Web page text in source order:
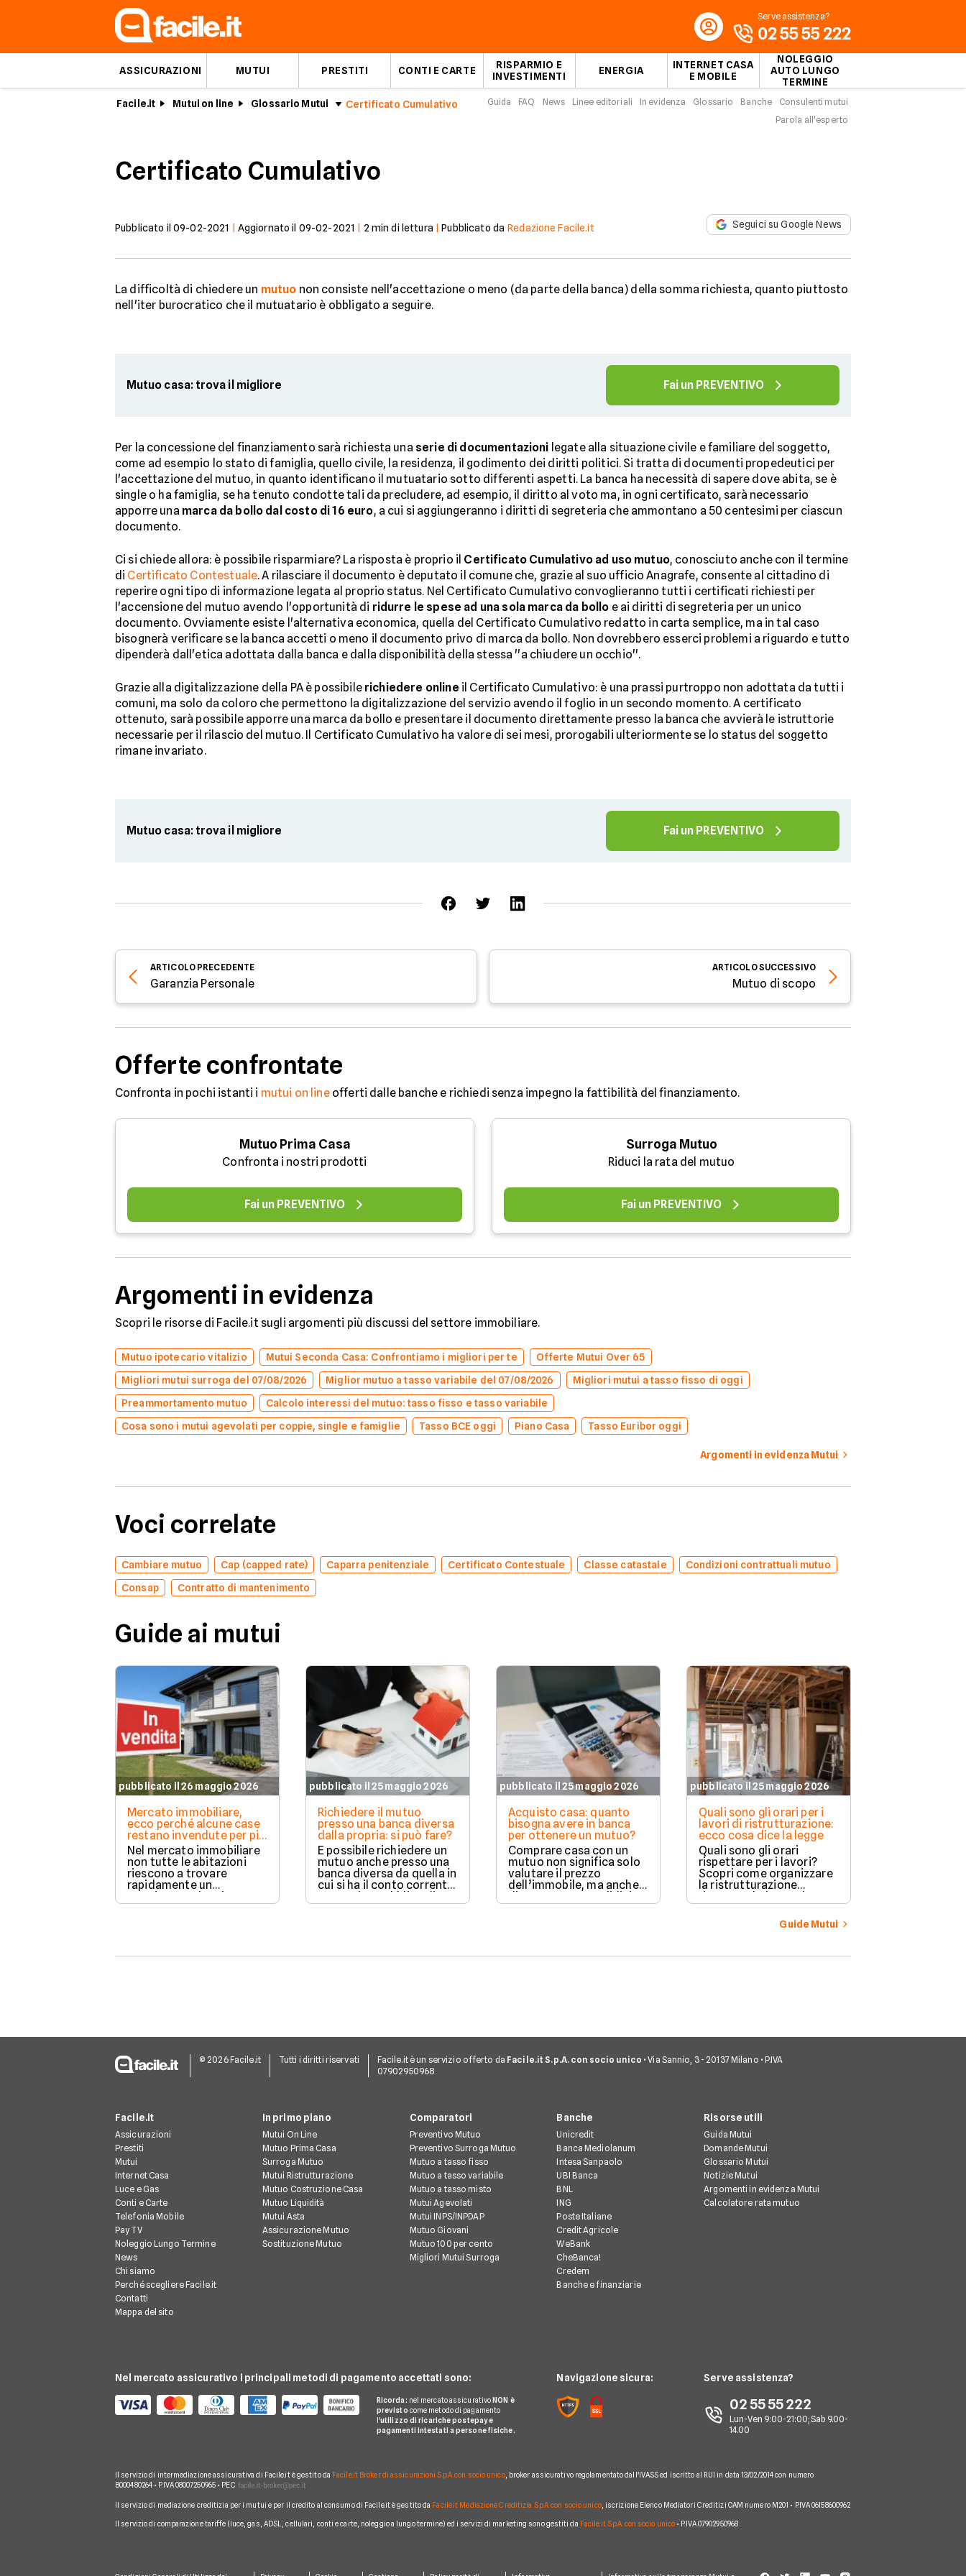
ASSICURAZIONI MUTUI PRESTITI CONTI E CARTE
RISPARMIO E
INVESTIMENTI
ENERGIA
INTERNET CASA
E MOBILE
NOLEGGIO
AUTO LUNGO
TERMINE
Serve assistenza?
02 55 55 222
Facile.it Mutui on line Glossario Mutui Certificato Cumulativo Guida FAQ News Linee editoriali In evidenza Glossario Banche
Consulenti mutui
Parola all'esperto
Certificato Cumulativo
Pubblicato il 09-02-2021 Aggiornato il 09-02-2021 2 min di lettura |Pubblicato da Redazione Facile.it Seguici su Google News
La difficoltà di chiedere un mutuo non consiste nell'accettazione o meno (da parte della banca) della somma richiesta, quanto piuttosto
nell'iter burocratico che il mutuatario è obbligato a seguire.
Mutuo casa: trova il migliore Fai un PREVENTIVO
Per la concessione del finanziamento sarà richiesta una serie di documentazioni legate alla situazione civile e familiare del soggetto,
come ad esempio lo stato di famiglia, quello civile, la residenza, il godimento dei diritti politici. Si tratta di documenti propedeutici per
l'accettazione del mutuo, in quanto identificano il mutuatario sotto differenti aspetti. La banca ha necessità di sapere dove abita, se è
single o ha famiglia, se ha tenuto condotte tali da precludere, ad esempio, il diritto al voto ma, in ogni certificato, sarà necessario
apporre una marca da bollo dal costo di 16 euro, a cui si aggiungeranno i diritti di segreteria che ammontano a 50 centesimi per ciascun
documento.
Ci si chiede allora: è possibile risparmiare? La risposta è proprio il Certificato Cumulativo ad uso mutuo, conosciuto anche con il termine
di Certificato Contestuale. A rilasciare il documento è deputato il comune che, grazie al suo ufficio Anagrafe, consente al cittadino di
reperire ogni tipo di informazione legata al proprio status. Nel Certificato Cumulativo convoglieranno tutti i certificati richiesti per
l'accensione del mutuo avendo l'opportunità di ridurre le spese ad una sola marca da bollo e ai diritti di segreteria per un unico
documento. Ovviamente esiste l'alternativa economica, quella del Certificato Cumulativo redatto in carta semplice, ma in tal caso
bisognerà verificare se la banca accetti o meno il documento privo di marca da bollo. Non dovrebbero esserci problemi a riguardo e tutto
dipenderà dall'etica adottata dalla banca e dalla disponibilità della stessa ''a chiudere un occhio''.
Grazie alla digitalizzazione della PA è possibile richiedere online il Certificato Cumulativo: è una prassi purtroppo non adottata da tutti i
comuni, ma solo da coloro che permettono la digitalizzazione del servizio avendo il foglio in un secondo momento. A certificato
ottenuto, sarà possibile apporre una marca da bollo e presentare il documento direttamente presso la banca che avvierà le istruttorie
necessarie per il rilascio del mutuo. Il Certificato Cumulativo ha valore di sei mesi, prorogabili ulteriormente se lo status del soggetto
rimane invariato.
Mutuo casa: trova il migliore Fai un PREVENTIVO
ARTICOLO PRECEDENTE
Garanzia Personale
ARTICOLOSUCCESSIVO
Mutuo di scopo
Offerte confrontate
Confronta in pochi istanti i mutui on lineofferti dalle banche e richiedi senza impegno la fattibilità del finanziamento.
Mutuo Prima Casa
Confronta i nostri prodotti
Fai un PREVENTIVO
Surroga Mutuo
Riduci la rata del mutuo
Fai un PREVENTIVO
Argomenti in evidenza
Scopri le risorse di Facile.it sugli argomenti più discussi del settore immobiliare.
Mutuo ipotecario vitalizio Mutui Seconda Casa: Confrontiamo i migliori per te
Offerte Mutui Over 65
Migliori mutui surroga del 07/08/2026
Miglior mutuo a tasso variabile del 07/08/2026
Migliori mutui a tasso fisso di oggi
Preammortamento mutuo
Calcolo interessi del mutuo: tasso fisso e tasso variabile
Cosa sono i mutui agevolati per coppie, single e famiglie
Tasso BCE oggi Piano Casa Tasso Euribor oggi
Argomenti in evidenza Mutui
Voci correlate
Cambiare mutuo Cap (capped rate) Caparra penitenziale Certificato Contestuale Classe catastale
Condizioni contrattuali mutuo
Consap
Contratto di mantenimento
Guide ai mutui
pubblicato il 26 maggio 2026
Mercato immobiliare,
ecco perché alcune case
restano invendute per più
tempo
Nel mercato immobiliare
non tutte le abitazioni
riescono a trovare
rapidamente un
acquirente. Alcuni
immobili vengono venduti
nonostante ribassi di
pubblicato il 25 maggio 2026
Richiedere il mutuo
presso una banca diversa
dalla propria: si può fare?
È possibile richiedere un
mutuo anche presso una
banca diversa da quella in
cui si ha il conto corrente,
senza alcun obbligo di
trasferire il proprio
autonomo e la gestione
pubblicato il 25 maggio 2026
Acquisto casa: quanto
bisogna avere in banca
per ottenere un mutuo?
Comprare casa con un
mutuo non significa solo
valutare il prezzo
dell’immobile, ma anche
dimostrare una solidità
finanziaria complessiva.
pubblicato il 25 maggio 2026
Quali sono gli orari per i
lavori di ristrutturazione:
ecco cosa dice la legge
Quali sono gli orari
rispettare per i lavori?
Scopri come organizzare
la ristrutturazione
rispettando le regole
locali e gli orari di riposo
per evitare sanzioni.Guide Mutui
© 2026 Facile.it Tutti i diritti riservati Facile.it è un servizio offerto da Facile.it S.p.A. con socio unico • Via Sannio, 3 - 20137 Milano • P.IVA
07902950968
Facile.it
Assicurazioni
Prestiti
Mutui
Internet Casa
Luce e Gas
Conti e Carte
Telefonia Mobile
Pay TV
Noleggio Lungo Termine
News
Chi siamo
Perché scegliere Facile.it
Contatti
Mappa del sito
In primo piano
Mutui On Line
Mutuo Prima Casa
Surroga Mutuo
Mutui Ristrutturazione
Mutuo Costruzione Casa
Mutuo Liquidità
Mutui Asta
Assicurazione Mutuo
Sostituzione Mutuo
Comparatori
Preventivo Mutuo
Preventivo Surroga Mutuo
Mutuo a tasso fisso
Mutuo a tasso variabile
Mutuo a tasso misto
Mutui Agevolati
Mutui INPS/INPDAP
Mutuo Giovani
Mutuo 100 per cento
Migliori Mutui Surroga
Banche
Unicredit
Banca Mediolanum
Intesa Sanpaolo
UBI Banca
BNL
ING
Poste Italiane
Credit Agricole
WeBank
CheBanca!
Credem
Banche e finanziarie
Risorse utili
Guida Mutui
Domande Mutui
Glossario Mutui
Notizie Mutui
Argomenti in evidenza Mutui
Calcolatore rata mutuo
Nel mercato assicurativo i principali metodi di pagamento accettati sono:
Ricorda: nel mercato assicurativo NON è
previsto come metodo di pagamento
l'utilizzo di ricariche postepay e
pagamenti intestati a persone fisiche.
Navigazione sicura: Serve assistenza?
02 55 55 222
Lun-Ven 9:00-21:00; Sab 9.00-
14.00
Il servizio di intermediazione assicurativa di Facile.it è gestito da Facile.it Broker di assicurazioni S.p.A. con socio unico, broker assicurativo regolamentato dall'IVASS ed iscritto al RUI in data 13/02/2014 con numero
B000480264 • P.IVA 08007250965 • PEC
Il servizio di mediazione creditizia per i mutui e per il credito al consumo di Facile.it è gestito da Facile.it Mediazione Creditizia S.p.A. con socio unico, iscrizione Elenco Mediatori Creditizi OAM numero M201 • P.IVA 06158600962
Il servizio di comparazione tariffe (luce, gas, ADSL, cellulari, conti e carte, noleggio a lungo termine) ed i servizi di marketing sono gestiti da Facile.it S.p.A. con socio unico • P.IVA 07902950968